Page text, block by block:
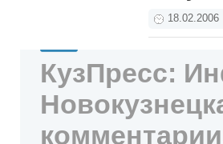
18.02.2006
КузПресс: